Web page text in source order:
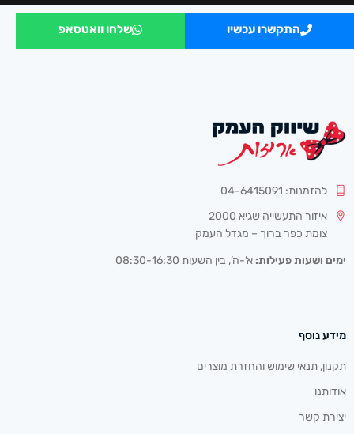
התקשרו עכשיו שלחו וואטסאפ
להזמנות: 04-6415091
איזור התעשייה שגיא 2000
צומת כפר ברוך – מגדל העמק
ימים ושעות פעילות: א’-ה’, בין השעות 08:30-16:30
מידע נוסף
תקנון, תנאי שימוש והחזרת מוצרים
אודותנו
יצירת קשר